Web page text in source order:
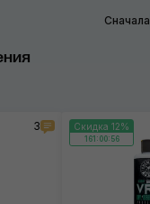
Сначала
3 Скидка 12%
161:00:56